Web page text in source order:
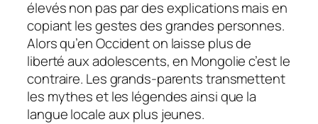
élevés non pas par des explications mais en
copiant les gestes des grandes personnes.
Alors qu’en Occident on laisse plus de
liberté aux adolescents, en Mongolie c’est le
contraire. Les grands-parents transmettent
les mythes et les légendes ainsi que la
langue locale aux plus jeunes.